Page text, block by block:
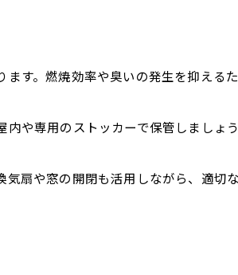
す。燃焼効率や臭いの発生を抑える
や専用のストッカーで保管しましょ
扇や窓の開閉も活用しながら、適切